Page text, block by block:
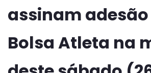
assinam
Bolsa Atleta na